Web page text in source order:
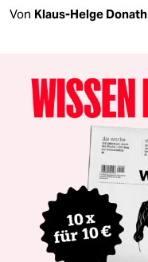
Von Klaus-Helge Donath